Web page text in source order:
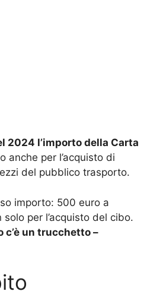
2024 l’importo della Carta
anche per l’acquisto di
del pubblico trasporto.
importo: 500 euro a
per l’acquisto del cibo.
c’è un trucchetto –